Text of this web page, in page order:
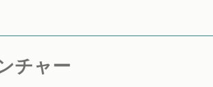
チャー